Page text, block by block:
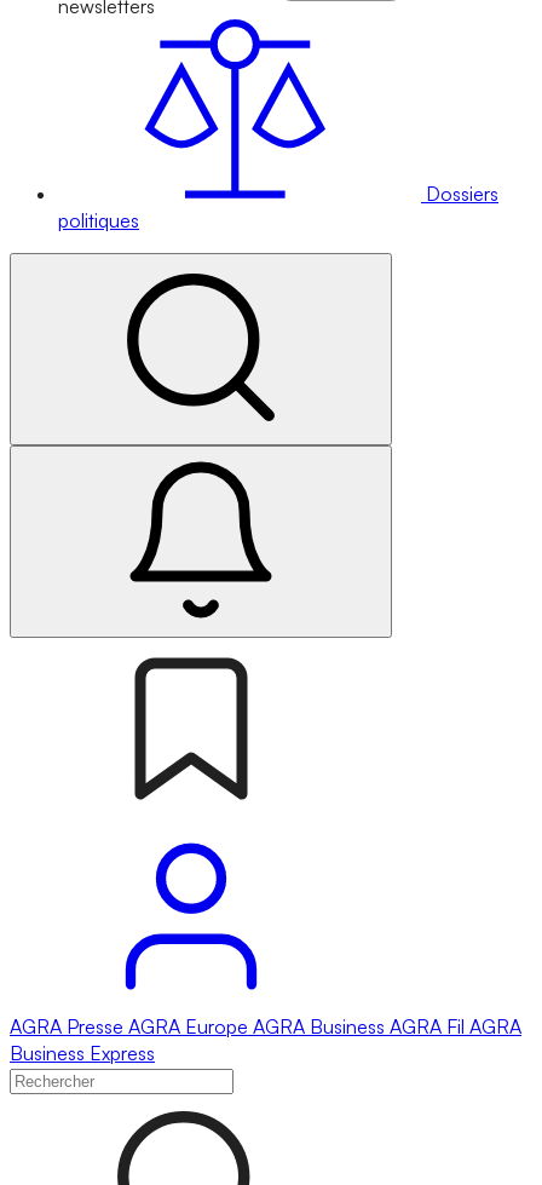
newsletters
Dossiers
politiques
AGRA Presse AGRA Europe AGRA Business AGRA Fil AGRA
Business Express